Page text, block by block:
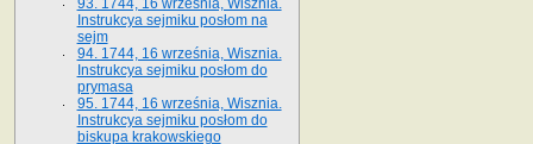
93. 1744, 16 września, Wisznia.
Instrukcya sejmiku posłom na
sejm
94. 1744, 16 września, Wisznia.
Instrukcya sejmiku posłom do
prymasa
95. 1744, 16 września, Wisznia.
Instrukcya sejmiku posłom do
biskupa krakowskiego